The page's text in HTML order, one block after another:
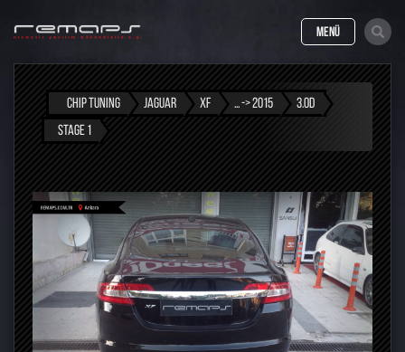
MENÜ
CHIP TUNING JAGUAR XF ... -> 2015
3.0D
STAGE 1